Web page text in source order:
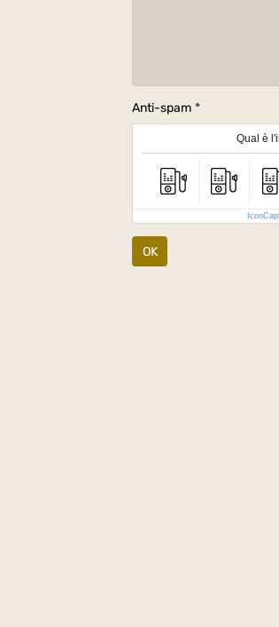
Anti-spam
Qual è
OK